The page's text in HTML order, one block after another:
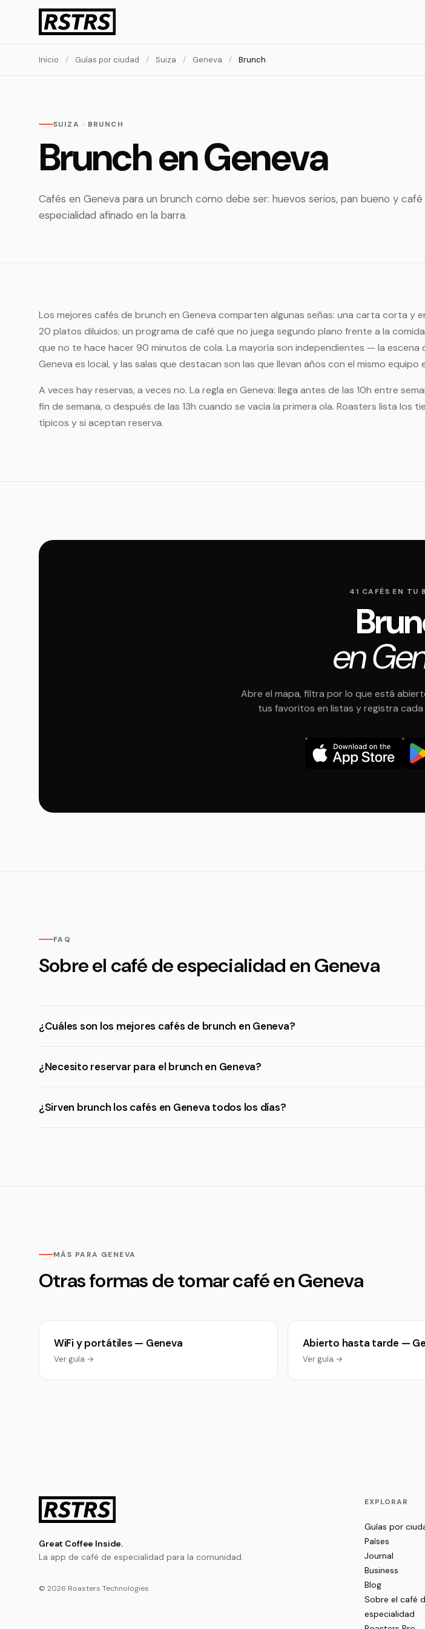
Inicio / Guías por ciudad / Suiza / Geneva / Brunch
SUIZA · BRUNCH
Brunch en Geneva
Cafés en Geneva para un brunch como debe ser: huevos serios, pan bueno y café
especialidad afinado en la barra.
Los mejores cafés de brunch en Geneva comparten algunas señas: una carta corta y
20 platos diluidos; un programa de café que no juega segundo plano frente a la
que no te hace hacer 90 minutos de cola. La mayoría son independientes — la escena
Geneva es local, y las salas que destacan son las que llevan años con el mismo equipo
A veces hay reservas, a veces no. La regla en Geneva: llega antes de las 10h entre
fin de semana, o después de las 13h cuando se vacía la primera ola. Roasters lista los
típicos y si aceptan reserva.
41 CAFÉS EN TU
en
Abre el mapa, filtra por lo que está
tus favoritos en listas y registra
FAQ
Sobre el café de especialidad en Geneva
¿Cuáles son los mejores cafés de brunch en Geneva?
¿Necesito reservar para el brunch en Geneva?
¿Sirven brunch los cafés en Geneva todos los días?
MÁS PARA GENEVA
Otras formas de tomar café en Geneva
WiFi y portátiles — Geneva
Ver guía →
Abierto hasta tarde —
Ver guía →
Great Coffee Inside.
La app de café de especialidad para la comunidad.
© 2026 Roasters Technologies
EXPLORAR
Guías por
Países
Journal
Business
Blog
Sobre el café
especialidad